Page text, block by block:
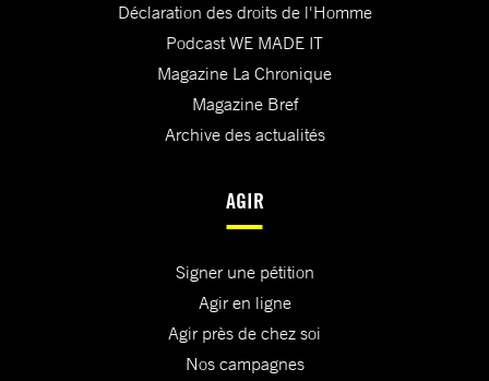
Déclaration des droits de l'Homme
Podcast WE MADE IT
Magazine La Chronique
Magazine Bref
Archive des actualités
AGIR
Signer une pétition
Agir en ligne
Agir près de chez soi
Nos campagnes